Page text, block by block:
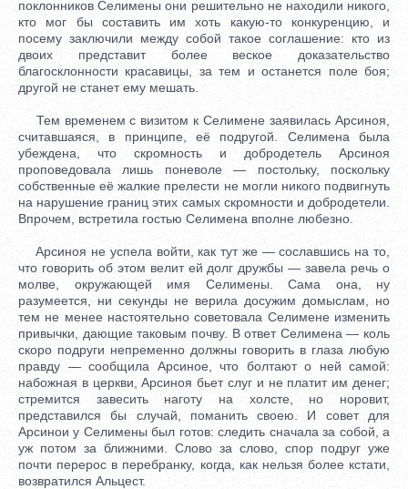
поклонников Селимены они решительно не находили никого,
кто мог бы составить им хоть какую-то конкуренцию, и
посему заключили между собой такое соглашение: кто из
двоих представит более веское доказательство
благосклонности красавицы, за тем и останется поле боя;
другой не станет ему мешать.
Тем временем с визитом к Селимене заявилась Арсиноя,
считавшаяся, в принципе, её подругой. Селимена была
убеждена, что скромность и добродетель Арсиноя
проповедовала лишь поневоле — постольку, поскольку
собственные её жалкие прелести не могли никого подвигнуть
на нарушение границ этих самых скромности и добродетели.
Впрочем, встретила гостью Селимена вполне любезно.
Арсиноя не успела войти, как тут же — сославшись на то,
что говорить об этом велит ей долг дружбы — завела речь о
молве, окружающей имя Селимены. Сама она, ну
разумеется, ни секунды не верила досужим домыслам, но
тем не менее настоятельно советовала Селимене изменить
привычки, дающие таковым почву. В ответ Селимена — коль
скоро подруги непременно должны говорить в глаза любую
правду — сообщила Арсиное, что болтают о ней самой:
набожная в церкви, Арсиноя бьет слуг и не платит им денег;
стремится завесить наготу на холсте, но норовит,
представился бы случай, поманить своею. И совет для
Арсинои у Селимены был готов: следить сначала за собой, а
уж потом за ближними. Слово за слово, спор подруг уже
почти перерос в перебранку, когда, как нельзя более кстати,
возвратился Альцест.